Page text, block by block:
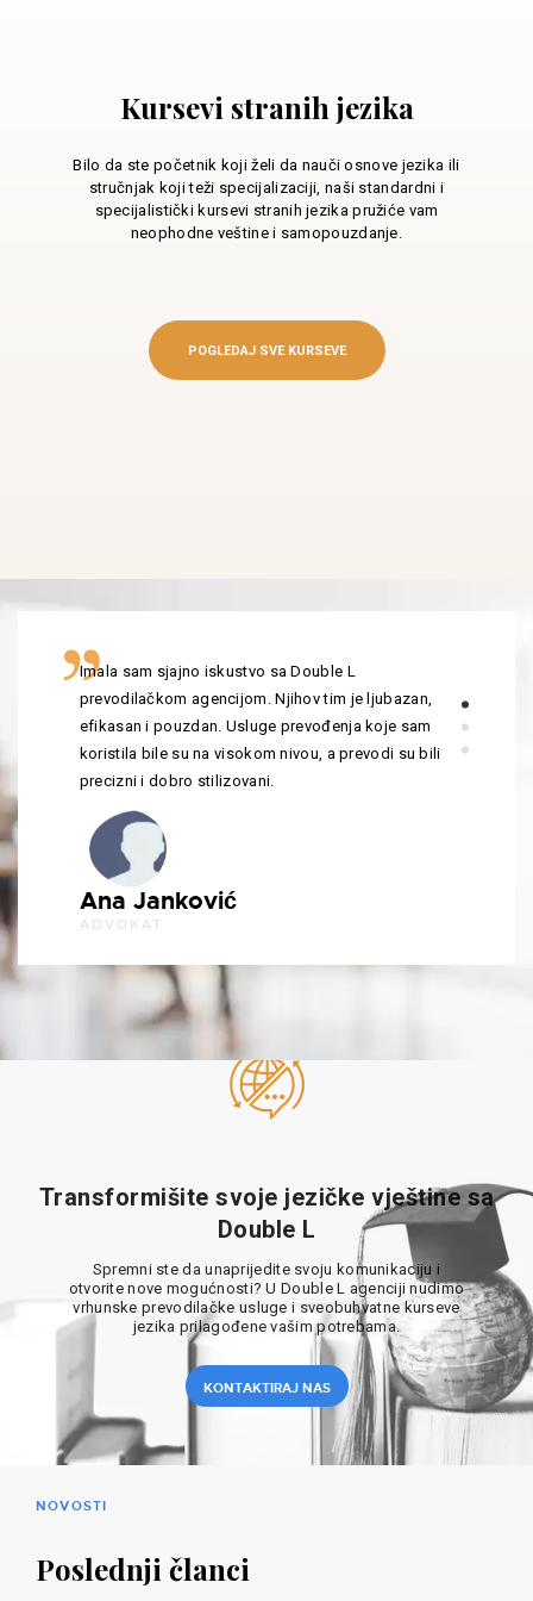
Kursevi stranih jezika
Bilo da ste početnik koji želi da nauči osnove jezika ili
stručnjak koji teži specijalizaciji, naši standardni i
specijalistički kursevi stranih jezika pružiće vam
neophodne veštine i samopouzdanje.
POGLEDAJ SVE KURSEVE
Imala sam sjajno iskustvo sa Double L
prevodilačkom agencijom. Njihov tim je ljubazan,
efikasan i pouzdan. Usluge prevođenja koje sam
koristila bile su na visokom nivou, a prevodi su bili
precizni i dobro stilizovani.
Ana Janković
ADVOKAT
Transformišite svoje jezičke vještine sa
Double L
Spremni ste da unaprijedite svoju komunikaciju i
otvorite nove mogućnosti? U Double L agenciji nudimo
vrhunske prevodilačke usluge i sveobuhvatne kurseve
jezika prilagođene vašim potrebama.
KONTAKTIRAJ NAS
NOVOSTI
Poslednji članci